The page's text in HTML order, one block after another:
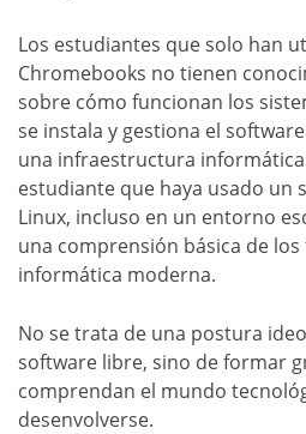
Los estudiantes que solo han
Chromebooks no tienen
sobre cómo funcionan los
se instala y gestiona el
una infraestructura
estudiante que haya usado un
Linux, incluso en un entorno
una comprensión básica de
informática moderna.
No se trata de una postura
software libre, sino de formar
comprendan el mundo
desenvolverse.